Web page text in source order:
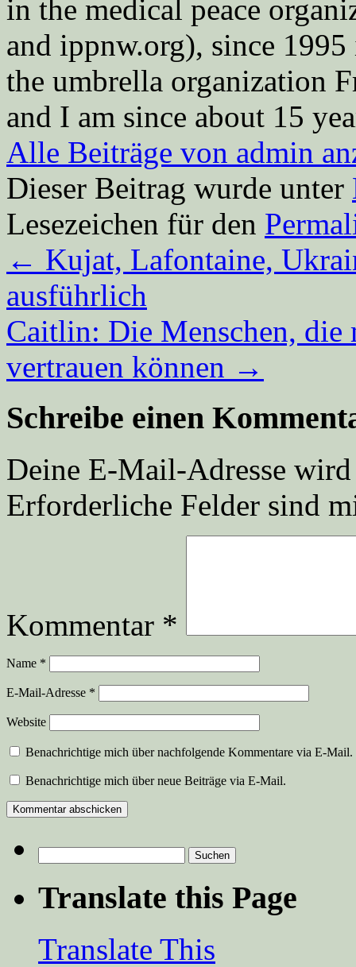
in the medical peace
and ippnw.org), since
the umbrella organization
and I am since about 15
Alle Beiträge von admin
Dieser Beitrag wurde unter
Lesezeichen für den
← Kujat, Lafontaine,
ausführlich
Caitlin: Die Menschen, die
vertrauen können →
Schreibe einen
Deine E-Mail-Adresse
Erforderliche Felder sind
Kommentar *
Name *
E-Mail-Adresse *
Website
Benachrichtige mich über nachfolgende Kommentare via E-Mail.
Benachrichtige mich über neue Beiträge via E-Mail.
nach:
Translate this Page
Translate This